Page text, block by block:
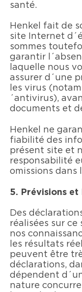
santé.
Henkel fait de
site Internet
sommes
garantir
laquelle nous
assurer d´une
les virus
´antivirus),
documents et
Henkel ne
fiabilité des
présent site et
responsabilité
omissions dans
5. Prévisions
Des
réalisées sur
nos
les résultats
peuvent être
déclarations,
dépendent
nature